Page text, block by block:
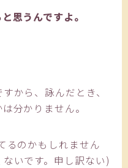
思うんですよ。
から、詠んだとき、
分かりません。
るのかもしれません
いです。申し訳ない)